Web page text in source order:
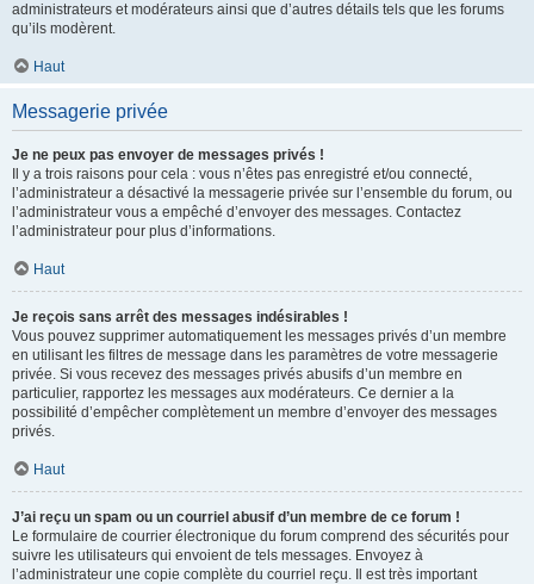
administrateurs et modérateurs ainsi que d’autres détails tels que les forums
qu’ils modèrent.
Haut
Messagerie privée
Je ne peux pas envoyer de messages privés !
Il y a trois raisons pour cela : vous n’êtes pas enregistré et/ou connecté,
l’administrateur a désactivé la messagerie privée sur l’ensemble du forum, ou
l’administrateur vous a empêché d’envoyer des messages. Contactez
l’administrateur pour plus d’informations.
Haut
Je reçois sans arrêt des messages indésirables !
Vous pouvez supprimer automatiquement les messages privés d’un membre
en utilisant les filtres de message dans les paramètres de votre messagerie
privée. Si vous recevez des messages privés abusifs d’un membre en
particulier, rapportez les messages aux modérateurs. Ce dernier a la
possibilité d’empêcher complètement un membre d’envoyer des messages
privés.
Haut
J’ai reçu un spam ou un courriel abusif d’un membre de ce forum !
Le formulaire de courrier électronique du forum comprend des sécurités pour
suivre les utilisateurs qui envoient de tels messages. Envoyez à
l’administrateur une copie complète du courriel reçu. Il est très important